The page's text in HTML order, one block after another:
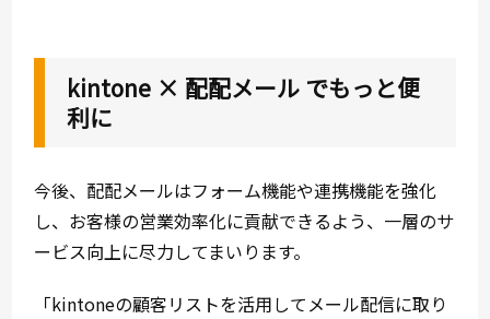
kintone × 配配メール でもっと便
利に
今後、配配メールはフォーム機能や連携機能を強化
し、お客様の営業効率化に貢献できるよう、一層のサ
ービス向上に尽力してまいります。
「kintoneの顧客リストを活用してメール配信に取り